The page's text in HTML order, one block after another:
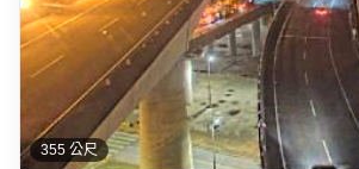
355 公尺